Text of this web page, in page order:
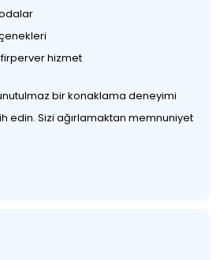
hizmet
bir konaklama deneyimi
edin. Sizi ağırlamaktan memnuniyet